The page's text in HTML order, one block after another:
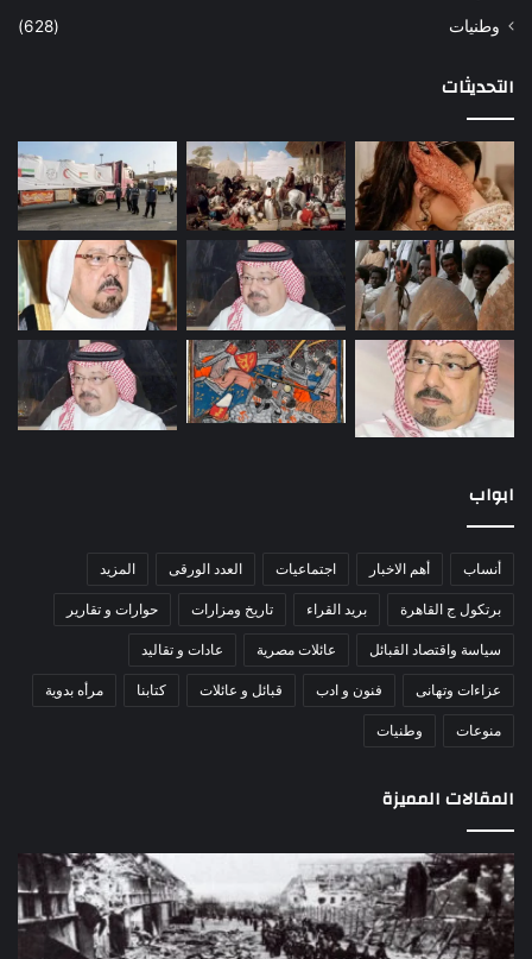
وطنيات
(628)
التحديثات
ابواب
أنساب أهم الاخبار اجتماعيات العدد الورقى المزيد
برتكول ج القاهرة بريد القراء تاريخ ومزارات حوارات و تقارير
سياسة واقتصاد القبائل عائلات مصرية عادات و تقاليد
عزاءات وتهانى فنون و ادب قبائل و عائلات كتابنا مرأه بدوية
منوعات وطنيات
المقالات المميزة
مذبحة
اللد..
القصة
الكاملة